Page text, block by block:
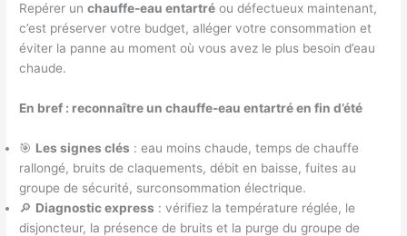
Repérer unchauffe-eau entartré ou défectueux maintenant,
c’est préserver votre budget, alléger votre consommation et
éviter la panne au moment où vous avez le plus besoin d’eau
chaude.
En bref : reconnaître un chauffe-eau entartré en fin d’été
🎯 Les signes clés : eau moins chaude, temps de chauffe
rallongé, bruits de claquements, débit en baisse, fuites au
groupe de sécurité, surconsommation électrique.
🔎 Diagnostic express : vérifiez la température réglée, le
disjoncteur, la présence de bruits et la purge du groupe de